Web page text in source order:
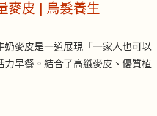
麥皮 | 烏髮養生
奶麥皮是一道展現「一家人也可以
力早餐。結合了高纖麥皮、優質植